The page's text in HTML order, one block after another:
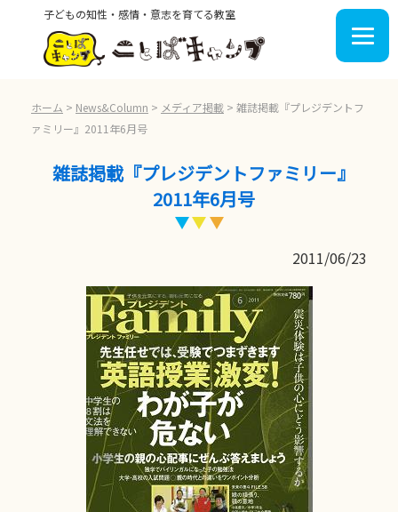
子どもの知性・感情・意志を育てる教室
ホーム > News&Column > メディア掲載 > 雑誌掲載『プレジデントフ
ァミリー』2011年6月号
雑誌掲載『プレジデントファミリー』
2011年6月号
2011/06/23